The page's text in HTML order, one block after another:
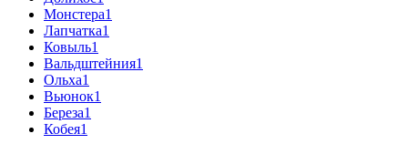
Монстера1
Лапчатка1
Ковыль1
Вальдштейния1
Ольха1
Вьюнок1
Береза1
Кобея1